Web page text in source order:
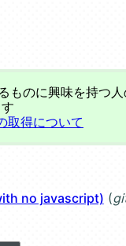
ものに興味を持つ
す
取得について
no javascript)